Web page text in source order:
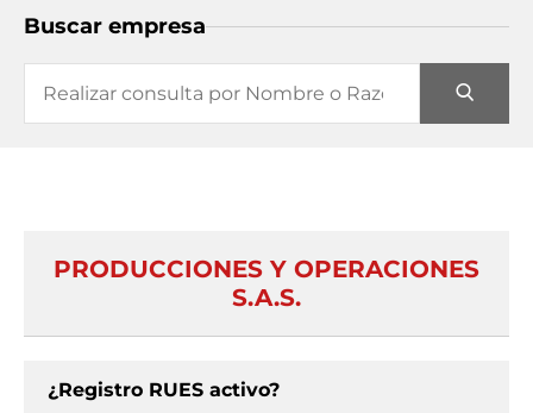
Buscar empresa
PRODUCCIONES Y OPERACIONES
S.A.S.
¿Registro RUES activo?